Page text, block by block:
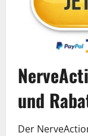
und
Der